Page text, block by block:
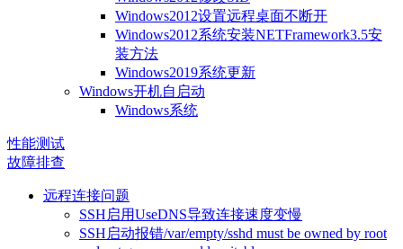
Windows2012设置远程桌面不断开
Windows2012系统安装NETFramework3.5安
装方法
Windows2019系统更新
Windows开机自启动
Windows系统
性能测试
故障排查
远程连接问题
SSH启用UseDNS导致连接速度变慢
SSH启动报错/var/empty/sshd must be owned by root